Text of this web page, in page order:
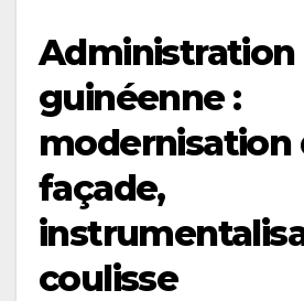
Administration
guinéenne :
modernisation
façade,
coulisse